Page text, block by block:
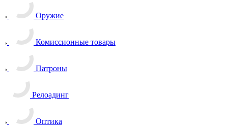
Оружие
Комиссионные товары
Патроны
Релоадинг
Оптика